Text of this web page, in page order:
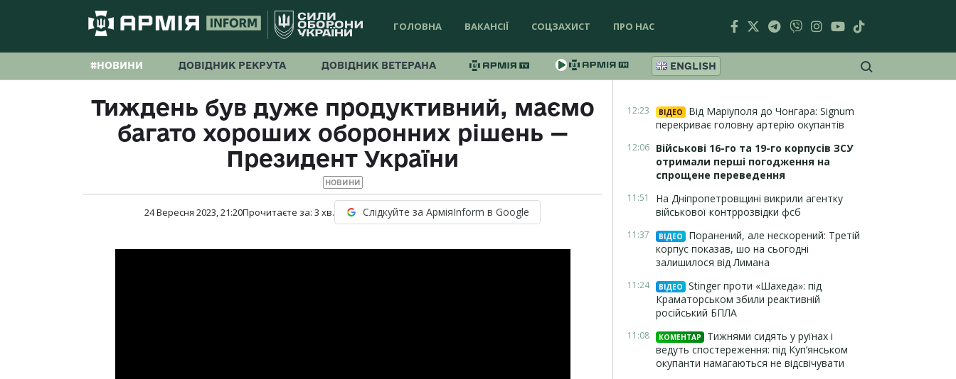
ГОЛОВНА ВАКАНСІЇ СОЦЗАХИСТ ПРО НАС
#НОВИНИ ДОВІДНИК РЕКРУТА ДОВІДНИК ВЕТЕРАНА ENGLISH
Тиждень був дуже продуктивний, маємо
багато хороших оборонних рішень —
Президент України
НОВИНИ
24 Вересня 2023, 21:20Прочитаєте за: 3 хв. Слідкуйте за АрміяInform в Google
12:23 ВІДЕО
Від Маріуполя до Чонгара: Signum
перекриває головну артерію окупантів
12:06 Військові 16-го та 19-го корпусів ЗСУ
отримали перші погодження на
спрощене переведення
11:51
На Дніпропетровщині викрили агентку
військової контррозвідки фсб
11:37 ВІДЕО
Поранений, але нескорений: Третій
корпус показав, шо на сьогодні
залишилося від Лимана
11:24 ВІДЕО
Stinger проти «Шахеда»: під
Краматорськом збили реактивній
російський БПЛА
11:08 КОМЕНТАР
Тижнями сидять у руїнах і
ведуть спостереження: під Куп’янськом
окупанти намагаються не відсвічувати